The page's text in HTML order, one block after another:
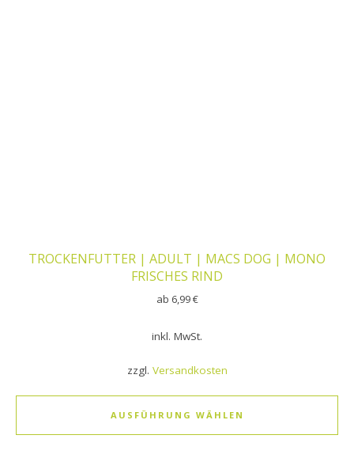
TROCKENFUTTER | ADULT | MACS DOG | MONO
FRISCHES RIND
ab 6,99€
inkl. MwSt.
zzgl. Versandkosten
AUSFÜHRUNG WÄHLEN